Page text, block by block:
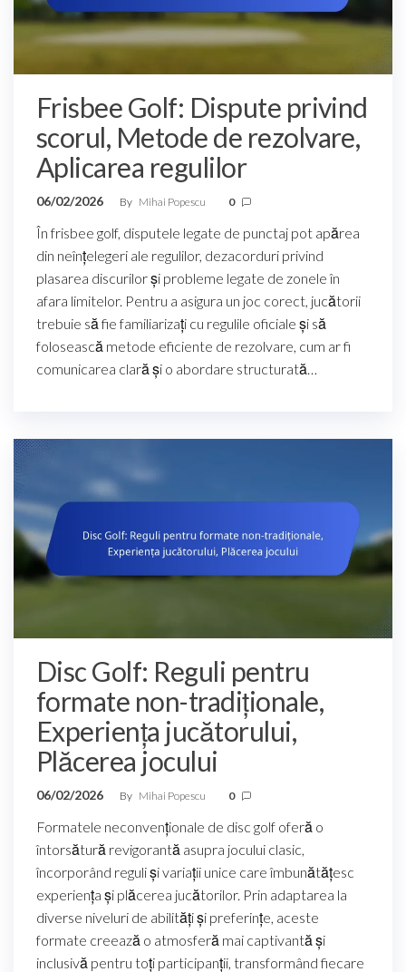
Frisbee Golf: Dispute privind
scorul, Metode de rezolvare,
Aplicarea regulilor
06/02/2026 By Mihai Popescu 0
În frisbee golf, disputele legate de punctaj pot apărea
din neînțelegeri ale regulilor, dezacorduri privind
plasarea discurilor și probleme legate de zonele în
afara limitelor. Pentru a asigura un joc corect, jucătorii
trebuie să fie familiarizați cu regulile oficiale și să
folosească metode eficiente de rezolvare, cum ar fi
comunicarea clară și o abordare structurată…
Disc Golf: Reguli pentru
formate non-tradiționale,
Experiența jucătorului,
Plăcerea jocului
06/02/2026 By Mihai Popescu 0
Formatele neconvenționale de disc golf oferă o
întorsătură revigorantă asupra jocului clasic,
încorporând reguli și variații unice care îmbunătățesc
experiența și plăcerea jucătorilor. Prin adaptarea la
diverse niveluri de abilități și preferințe, aceste
formate creează o atmosferă mai captivantă și
inclusivă pentru toți participanții, transformând fiecare